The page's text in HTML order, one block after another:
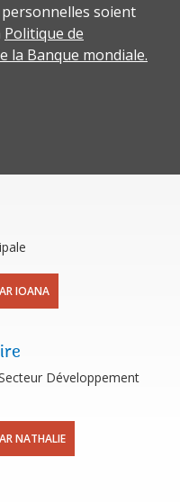
personnelles soient
Politique de
la Banque mondiale.
IOANA
Développement
NATHALIE